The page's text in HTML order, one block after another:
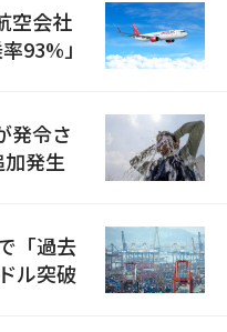
空会社
93%」
発令さ
発生
「過去
ル突破